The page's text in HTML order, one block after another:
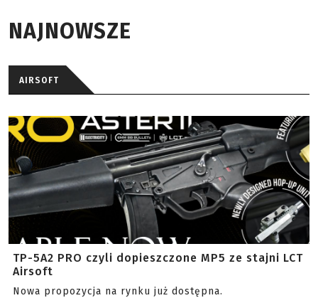
NAJNOWSZE
AIRSOFT
TP-5A2 PRO czyli dopieszczone MP5 ze stajni LCT
Airsoft
Nowa propozycja na rynku już dostępna.